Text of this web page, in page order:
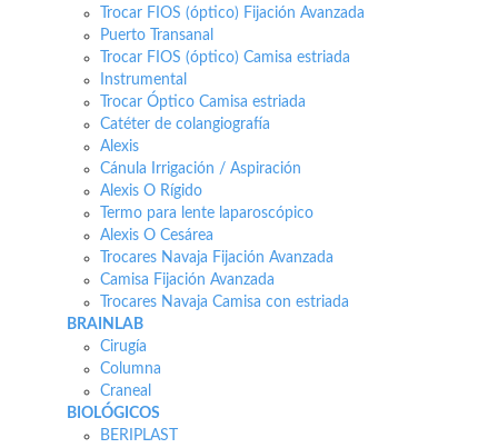
Trocar FIOS (óptico) Fijación Avanzada
Puerto Transanal
Trocar FIOS (óptico) Camisa estriada
Instrumental
Trocar Óptico Camisa estriada
Catéter de colangiografía
Alexis
Cánula Irrigación / Aspiración
Alexis O Rígido
Termo para lente laparoscópico
Alexis O Cesárea
Trocares Navaja Fijación Avanzada
Camisa Fijación Avanzada
Trocares Navaja Camisa con estriada
BRAINLAB
Cirugía
Columna
Craneal
BIOLÓGICOS
BERIPLAST